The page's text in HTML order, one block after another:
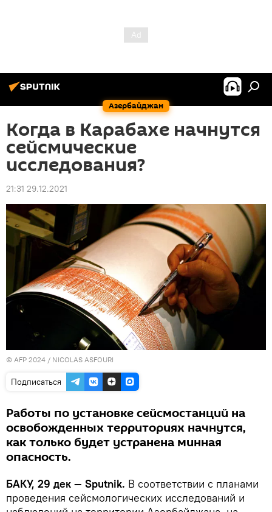
Азербайджан
Когда в Карабахе начнутся
сейсмические
исследования?
21:31 29.12.2021
© AFP 2024 / NICOLAS ASFOURI
Подписаться
Работы по установке сейсмостанций на
освобожденных территориях начнутся,
как только будет устранена минная
опасность.
БАКУ, 29 дек — Sputnik. В соответствии с планами
проведения сейсмологических исследований и